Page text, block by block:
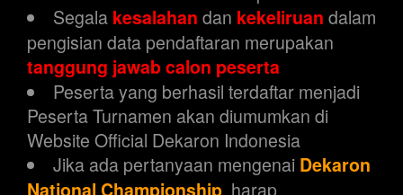
Segala kesalahan dan kekeliruan dalam
pengisian data pendaftaran merupakan
tanggung jawab calon peserta
Peserta yang berhasil terdaftar menjadi
Peserta Turnamen akan diumumkan di
Website Official Dekaron Indonesia
Jika ada pertanyaan mengenai Dekaron
National Championship , harap